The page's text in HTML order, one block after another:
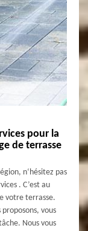
pour la
de terrasse
n‘hésitez pas
. C’est au
votre terrasse.
vous
Nous vous